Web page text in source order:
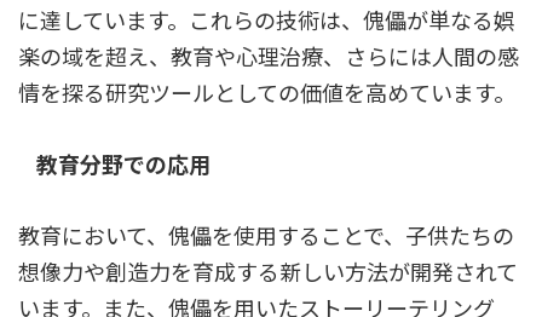
に達しています。これらの技術は、傀儡が単なる娯
楽の域を超え、教育や心理治療、さらには人間の感
情を探る研究ツールとしての価値を高めています。
教育分野での応用
教育において、傀儡を使用することで、子供たちの
想像力や創造力を育成する新しい方法が開発されて
います。また、傀儡を用いたストーリーテリング